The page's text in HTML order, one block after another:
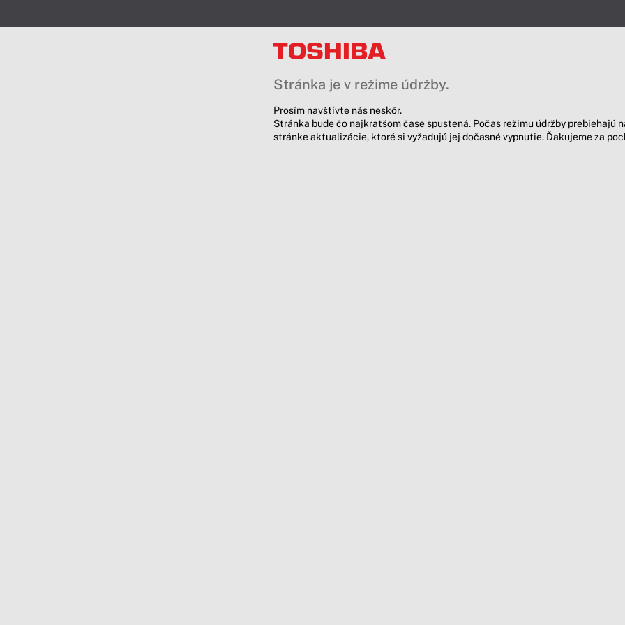
Stránka je v režime údržby.
Prosím navštívte nás neskôr.
Stránka bude čo najkratšom čase spustená. Počas režimu údržby prebiehajú
stránke aktualizácie, ktoré si vyžadujú jej dočasné vypnutie. Ďakujeme za